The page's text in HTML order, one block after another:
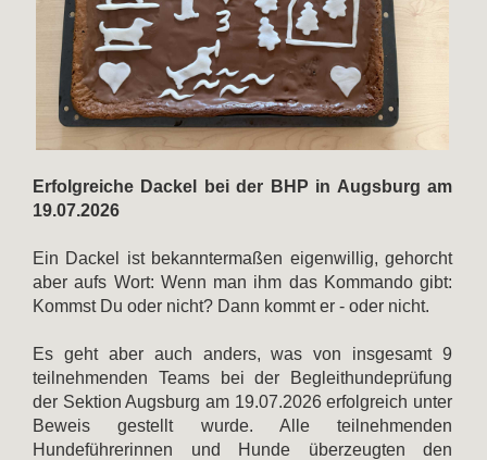
Erfolgreiche Dackel bei der BHP in Augsburg am
19.07.2026
Ein Dackel ist bekanntermaßen eigenwillig, gehorcht
aber aufs Wort: Wenn man ihm das Kommando gibt:
Kommst Du oder nicht? Dann kommt er - oder nicht.
Es geht aber auch anders, was von insgesamt 9
teilnehmenden Teams bei der Begleithundeprüfung
der Sektion Augsburg am 19.07.2026 erfolgreich unter
Beweis gestellt wurde. Alle teilnehmenden
Hundeführerinnen und Hunde überzeugten den